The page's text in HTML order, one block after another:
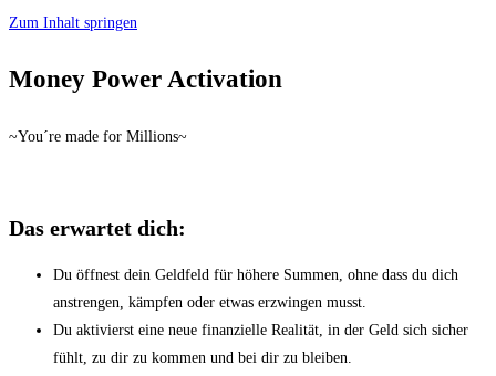
Zum Inhalt springen
Money Power Activation
~You´re made for Millions~
Das erwartet dich:
Du öffnest dein Geldfeld für höhere Summen, ohne dass du dich
anstrengen, kämpfen oder etwas erzwingen musst.
Du aktivierst eine neue finanzielle Realität, in der Geld sich sicher
fühlt, zu dir zu kommen und bei dir zu bleiben.